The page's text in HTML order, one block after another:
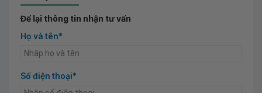
Để lại thông tin nhận tư vấn
Họ và tên*
Số điện thoại*